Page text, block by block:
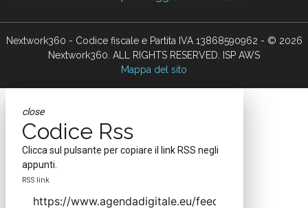
Nextwork360 - Codice fiscale e Partita IVA 13868590962 - © 2026
Nextwork360. ALL RIGHTS RESERVED. ISP AWS
Mappa del sito
close
Codice Rss
Clicca sul pulsante per copiare il link RSS negli
appunti.
RSS link